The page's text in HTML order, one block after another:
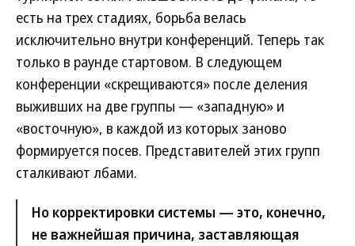
есть на трех стадиях, борьба велась
исключительно внутри конференций. Теперь так
только в раунде стартовом. В следующем
конференции «скрещиваются» после деления
выживших на две группы — «западную» и
«восточную», в каждой из которых заново
формируется посев. Представителей этих групп
сталкивают лбами.
Но корректировки системы — это, конечно,
не важнейшая причина, заставляющая